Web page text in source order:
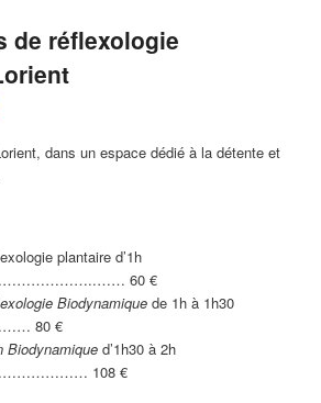
de réflexologie
dans un espace dédié à la détente et
plantaire d’1h
60 €
Biodynamiquede 1h à 1h30
80 €
Biodynamiqued’1h30 à 2h
108 €